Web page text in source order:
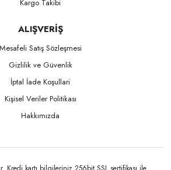
Kargo Takibi
ALIŞVERİŞ
Mesafeli Satış Sözleşmesi
Gizlilik ve Güvenlik
İptal İade Koşullari
Kişisel Veriler Politikası
Hakkımızda